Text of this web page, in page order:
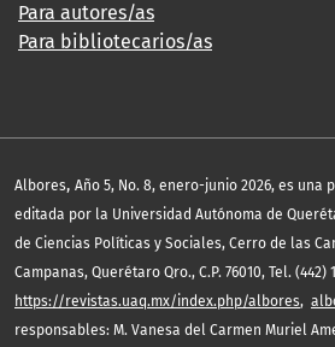
Para autores/as
Para bibliotecarios/as
Albores, Año 5, No. 8, enero-junio 2026, es una
editada por la Universidad Autónoma de
de Ciencias Políticas y Sociales, Cerro de las
Campanas, Querétaro Qro., C.P. 76010, Tel. (442)
https://revistas.uaq.mx/index.php/albores,
responsables: M. Vanesa del Carmen Muriel